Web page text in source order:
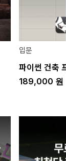
입문
파이썬 건축
189,000 원